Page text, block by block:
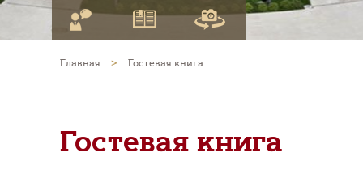
Главная > Гостевая книга
Гостевая книга